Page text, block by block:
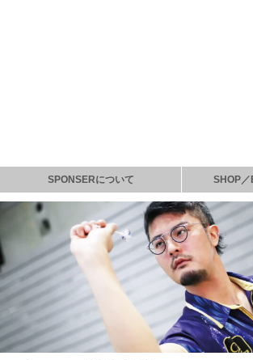
SPONSERについて SHOP